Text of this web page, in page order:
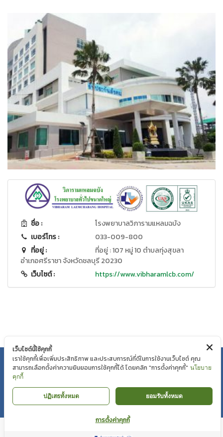
ชื่อ :
โรงพยาบาลวิภารามแหลมฉบัง
เบอร์โทร :
033-009-800
ที่อยู่ :
ที่อยู่ : 107 หมู่ 10 ตำบลทุ่งสุขลา
อำเภอศรีราชา จังหวัดชลบุรี 20230
เว็บไซต์ :
https://www.vibharamlcb.com/
นโยบายความเป็นส่วนตัว|นโยบายคุกกี้
Copyright © Mahaesak Hospital 2018 by VIBHARAM GROUP |
เว็บไซต์นี้ใช้คุกกี้
เราใช้คุกกี้เพื่อเพิ่มประสิทธิภาพ และประสบการณ์ที่ดีในการใช้งานเว็บไซต์ คุณ
สามารถเลือกตั้งค่าความยินยอมการใช้คุกกี้ได้ โดยคลิก "การตั้งค่าคุกกี้" นโยบาย
คุกกี้
ปฏิเสธทั้งหมด ยอมรับทั้งหมด
การตั้งค่าคุกกี้